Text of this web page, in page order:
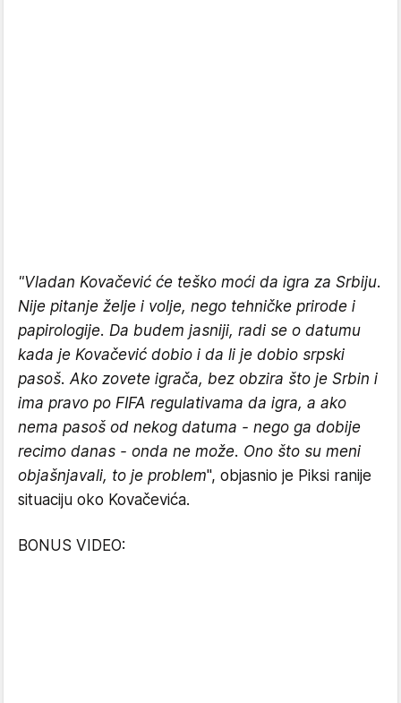
"Vladan Kovačević će teško moći da igra za Srbiju.
Nije pitanje želje i volje, nego tehničke prirode i
papirologije. Da budem jasniji, radi se o datumu
kada je Kovačević dobio i da li je dobio srpski
pasoš. Ako zovete igrača, bez obzira što je Srbin i
ima pravo po FIFA regulativama da igra, a ako
nema pasoš od nekog datuma - nego ga dobije
recimo danas - onda ne može. Ono što su meni
objašnjavali, to je problem", objasnio je Piksi ranije
situaciju oko Kovačevića.
BONUS VIDEO: